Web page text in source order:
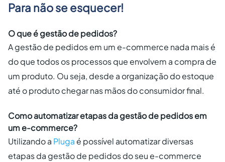
Para não se esquecer!
O que é gestão de pedidos?
A gestão de pedidos em um e-commerce nada mais é
do que todos os processos que envolvem a compra de
um produto. Ou seja, desde a organização do estoque
até o produto chegar nas mãos do consumidor final.
Como automatizar etapas da gestão de pedidos em
um e-commerce?
Utilizando a Pluga é possível automatizar diversas
etapas da gestão de pedidos do seu e-commerce